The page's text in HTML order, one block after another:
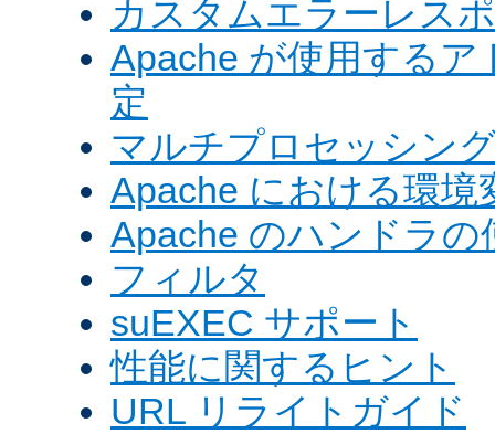
カスタムエラーレス
Apache が使用する
定
マルチプロセッシン
Apache における環境
Apache のハンドラの
フィルタ
suEXEC サポート
性能に関するヒント
URL リライトガイド